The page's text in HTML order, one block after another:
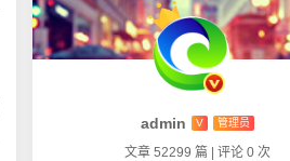
admin V 管理员
文章 52299 篇 评论 0 次